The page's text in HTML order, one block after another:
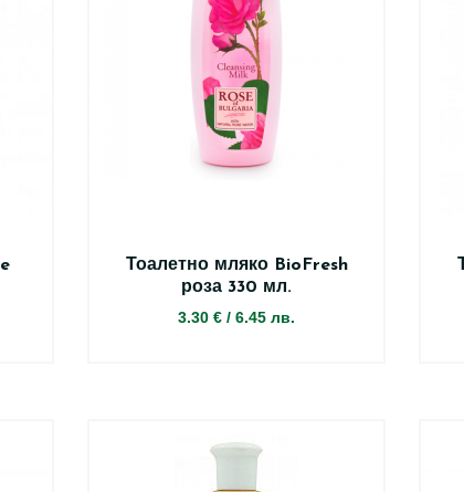
Тоалетно мляко BioFresh
роза 330 мл.
3.30 € / 6.45 лв.